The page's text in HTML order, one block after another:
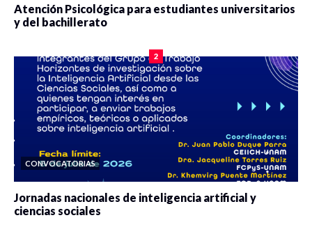
Atención Psicológica para estudiantes universitarios
y del bachillerato
2
CONVOCATORIAS
Jornadas nacionales de inteligencia artificial y
ciencias sociales